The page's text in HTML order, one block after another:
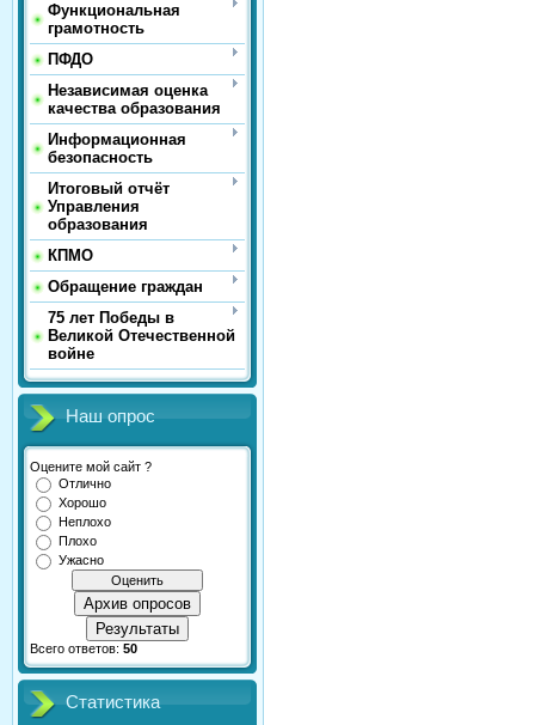
Функциональная
грамотность
ПФДО
Независимая оценка
качества образования
Информационная
безопасность
Итоговый отчёт
Управления
образования
КПМО
Обращение граждан
75 лет Победы в
Великой Отечественной
войне
Наш опрос
Оцените мой сайт ?
Отлично
Хорошо
Неплохо
Плохо
Ужасно
Архив опросов
Результаты
Всего ответов: 50
Статистика